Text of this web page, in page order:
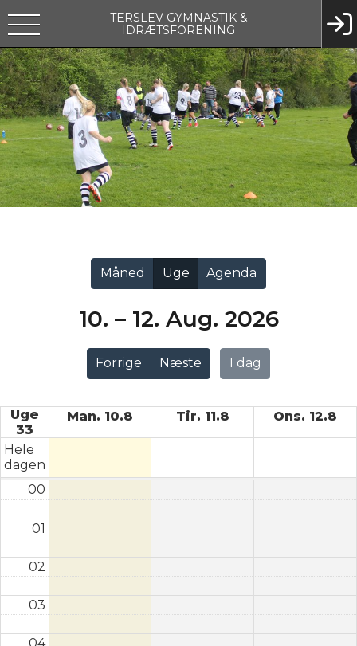
TERSLEV GYMNASTIK &
IDRÆTSFORENING
Forrige Næste I dag
10. – 12. Aug. 2026
Måned Uge Agenda
Uge
33
Man. 10.8 Tir. 11.8 Ons. 12.8
Hele
dagen
00
01
02
03
04